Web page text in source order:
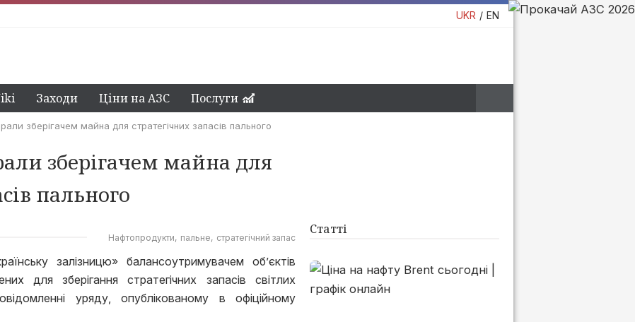
UKR EN
Заходи Ціни на АЗС Послуги
зберігачем майна для стратегічних запасів пального
зберігачем майна для
пального
Нафтопродукти пальне стратегічний запас
залізницю» балансоутримувачем обʼєктів
для зберігання стратегічних запасів світлих
уряду, опублікованому в офіційному
Статті